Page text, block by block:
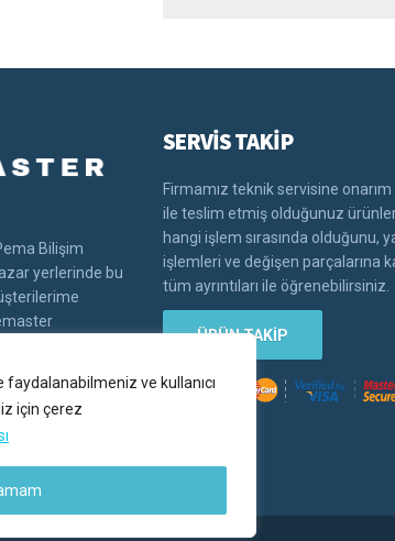
ve kullanıcı
için çerez
Bilişim
yerlerinde bu
SERVİS TAKİP
Firmamız teknik servisine onarım
ile teslim etmiş olduğunuz
hangi işlem sırasında olduğunu,
işlemleri ve değişen parçalarına
tüm ayrıntıları ile öğrenebilirsiniz.
ÜRÜN TAKİP